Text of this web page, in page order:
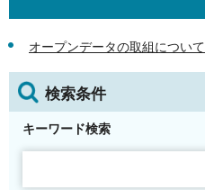
オープンデータの取組について
検索条件
キーワード検索